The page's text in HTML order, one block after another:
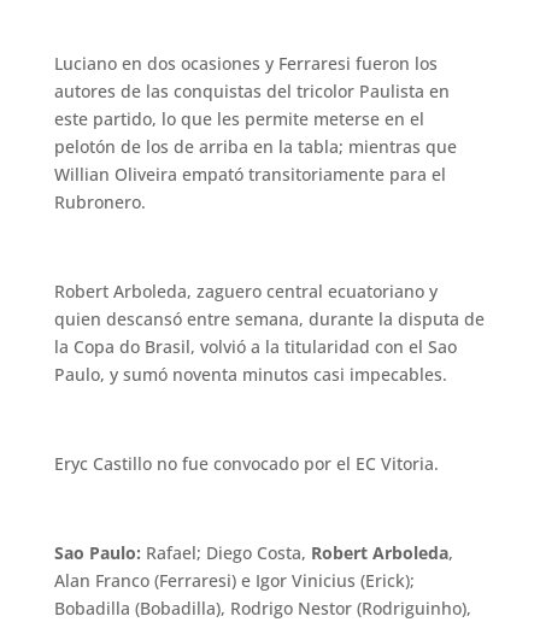
Luciano en dos ocasiones y Ferraresi fueron los
autores de las conquistas del tricolor Paulista en
este partido, lo que les permite meterse en el
pelotón de los de arriba en la tabla; mientras que
Willian Oliveira empató transitoriamente para el
Rubronero.
Robert Arboleda, zaguero central ecuatoriano y
quien descansó entre semana, durante la disputa de
la Copa do Brasil, volvió a la titularidad con el Sao
Paulo, y sumó noventa minutos casi impecables.
Eryc Castillo no fue convocado por el EC Vitoria.
Sao Paulo: Rafael; Diego Costa, Robert Arboleda,
Alan Franco (Ferraresi) e Igor Vinicius (Erick);
Bobadilla (Bobadilla), Rodrigo Nestor (Rodriguinho),